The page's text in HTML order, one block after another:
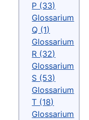
P (33)
Glossarium
Q (1)
Glossarium
R (32)
Glossarium
S (53)
Glossarium
T (18)
Glossarium